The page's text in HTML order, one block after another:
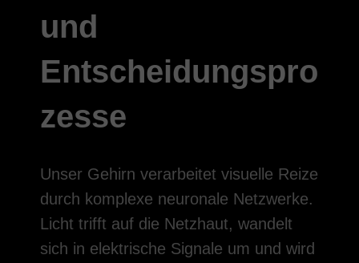
und
Entscheidungspro
zesse
Unser Gehirn verarbeitet visuelle Reize
durch komplexe neuronale Netzwerke.
Licht trifft auf die Netzhaut, wandelt
sich in elektrische Signale um und wird